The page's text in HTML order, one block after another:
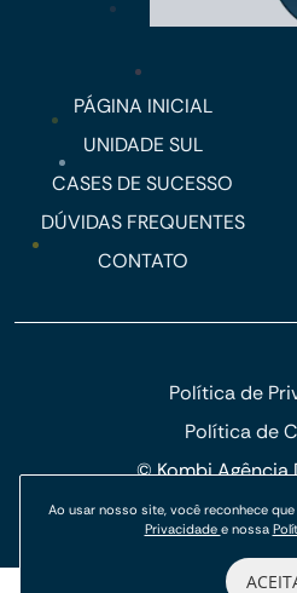
PÁGINA INICIAL
UNIDADE SUL
CASES DE SUCESSO
DÚVIDAS FREQUENTES
CONTATO
Política de
Política de
© Kombi Agência
Ao usar nosso site, você reconhece
Privacidade e nossa